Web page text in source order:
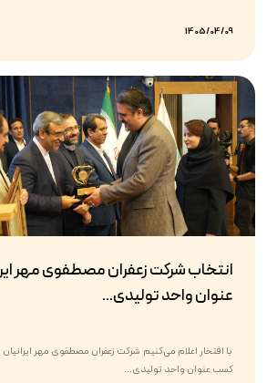
1405/04/09
انتخاب شرکت زعفران مصطفوی مهر
عنوان واحد تولیدی...
کسب عنوان واحد تولیدی...